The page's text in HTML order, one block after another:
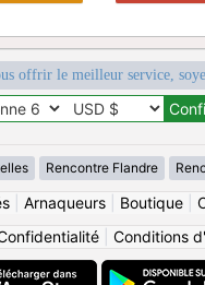
offrir le meilleur service,
Rencontre Flandre
| Arnaqueurs| Boutique|
| Conditions